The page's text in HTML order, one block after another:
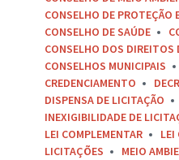
CONSELHO DE PROTEÇÃO
CONSELHO DE SAÚDE
CONSELHO DOS DIREITOS
CONSELHOS MUNICIPAIS
CREDENCIAMENTO
DISPENSA DE LICITAÇÃO
INEXIGIBILIDADE DE
LEI COMPLEMENTAR
LEI
LICITAÇÕES
MEIO